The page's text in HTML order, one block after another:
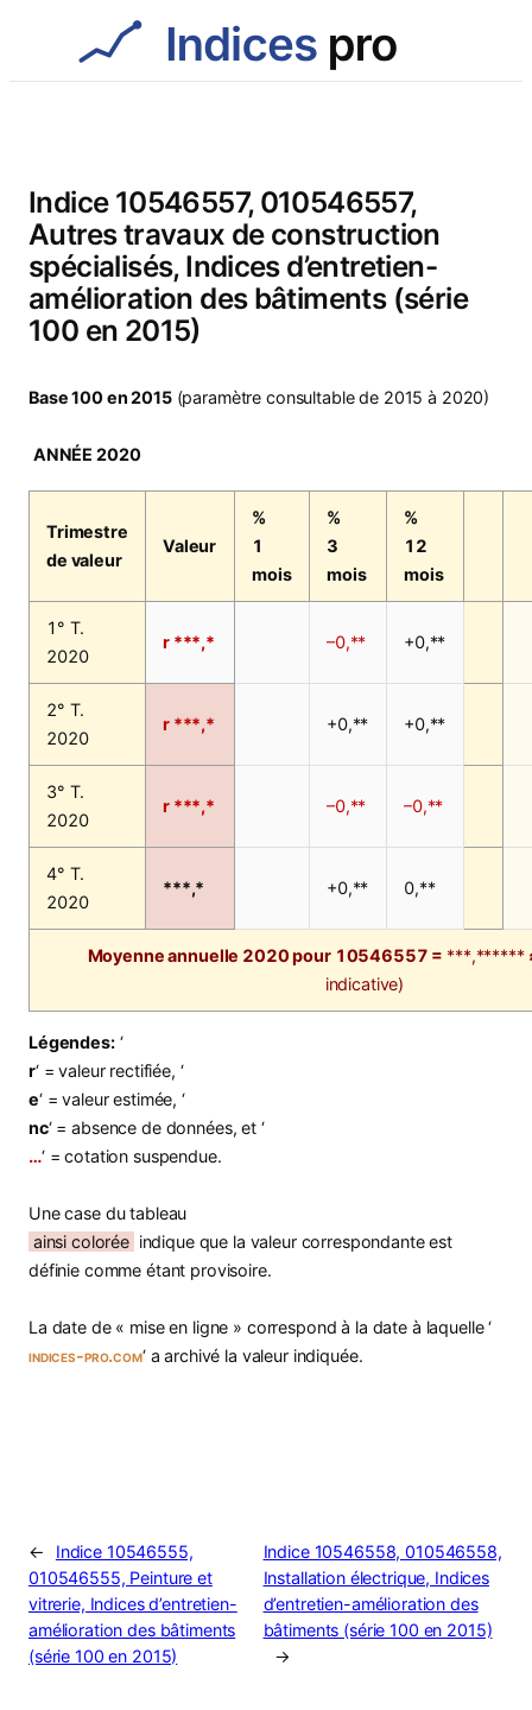
Indice 10546557, 010546557,
Autres travaux de construction
spécialisés, Indices d’entretien-
amélioration des bâtiments (série
100 en 2015)
Base 100 en 2015(paramètre consultable de 2015 à 2020)
ANNÉE 2020
Trimestre
de valeur
Valeur
%
1
mois
%
3
mois
%
12
mois
1° T.
2020
r ***,* –0,** +0,**
2° T.
2020
r ***,* +0,** +0,**
3° T.
2020
r ***,* –0,** –0,**
4° T.
2020
***,* +0,** 0,**
Moyenne annuelle 2020 pour 10546557 = ***,******
indicative)
Légendes:‘
r‘ = valeur rectifiée, ‘
e‘ = valeur estimée, ‘
nc‘ = absence de données, et ‘
…‘ = cotation suspendue.
Une case du tableau
ainsi colorée indique que la valeur correspondante est
définie comme étant provisoire.
La date de « mise en ligne » correspond à la date à laquelle ‘
indices-pro.com‘ a archivé la valeur indiquée.
←
Indice 10546555,
010546555, Peinture et
vitrerie, Indices d’entretien-
amélioration des bâtiments
(série 100 en 2015)
Indice 10546558, 010546558,
Installation électrique, Indices
d’entretien-amélioration des
bâtiments (série 100 en 2015)
→